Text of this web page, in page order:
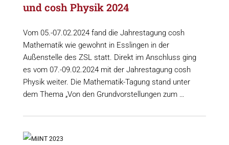
und cosh Physik 2024
Vom 05.-07.02.2024 fand die Jahrestagung cosh
Mathematik wie gewohnt in Esslingen in der
Außenstelle des ZSL statt. Direkt im Anschluss ging
es vom 07.-09.02.2024 mit der Jahrestagung cosh
Physik weiter. Die Mathematik-Tagung stand unter
dem Thema „Von den Grundvorstellungen zum …